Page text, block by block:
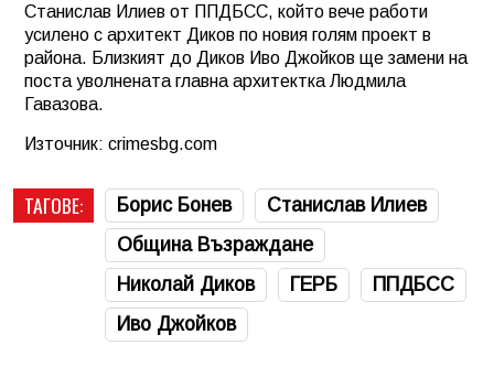
Станислав Илиев от ППДБСС, който вече работи
усилено с архитект Диков по новия голям проект в
района. Близкият до Диков Иво Джойков ще замени на
поста уволнената главна архитектка Людмила
Гавазова.
Източник: crimesbg.com
ТАГОВЕ: Борис Бонев
Станислав Илиев
Община Възраждане
Николай Диков
ГЕРБ
ППДБСС
Иво Джойков